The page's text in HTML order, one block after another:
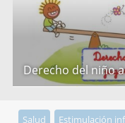
Derecho del niño
Salud Estimulación